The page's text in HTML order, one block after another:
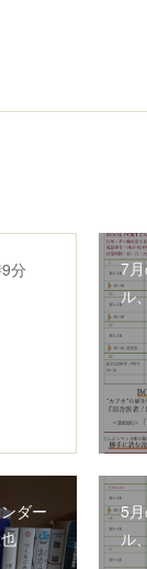
分
7
ル
ダー
5
ル